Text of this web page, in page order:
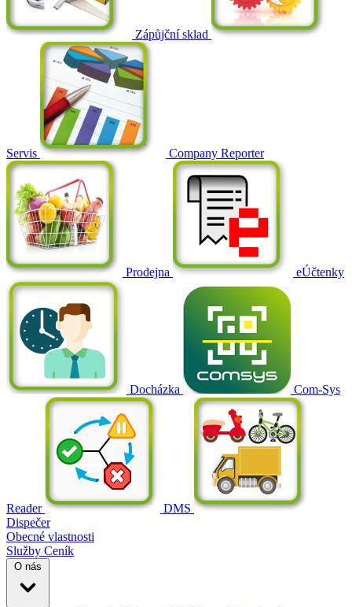
Zápůjční sklad
Servis Company Reporter
Prodejna eÚčtenky
Docházka Com-Sys
Reader
DMS
Dispečer
Obecné vlastnosti
Služby Ceník
O nás